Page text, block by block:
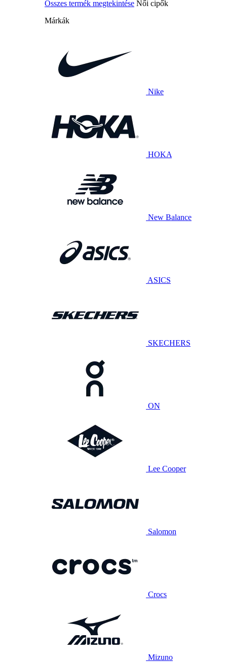
Összes termék megtekintése Női cipők
Márkák
Nike
HOKA
New Balance
ASICS
SKECHERS
ON
Lee Cooper
Salomon
Crocs
Mizuno